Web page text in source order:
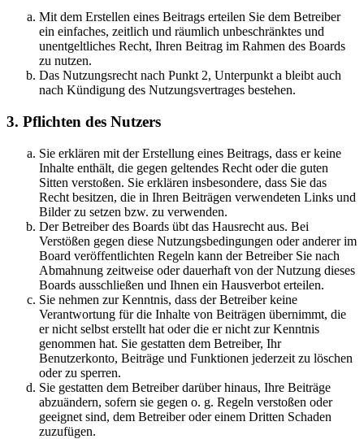
Mit dem Erstellen eines Beitrags erteilen Sie dem Betreiber
ein einfaches, zeitlich und räumlich unbeschränktes und
unentgeltliches Recht, Ihren Beitrag im Rahmen des Boards
zu nutzen.
Das Nutzungsrecht nach Punkt 2, Unterpunkt a bleibt auch
nach Kündigung des Nutzungsvertrages bestehen.
3. Pflichten des Nutzers
Sie erklären mit der Erstellung eines Beitrags, dass er keine
Inhalte enthält, die gegen geltendes Recht oder die guten
Sitten verstoßen. Sie erklären insbesondere, dass Sie das
Recht besitzen, die in Ihren Beiträgen verwendeten Links und
Bilder zu setzen bzw. zu verwenden.
Der Betreiber des Boards übt das Hausrecht aus. Bei
Verstößen gegen diese Nutzungsbedingungen oder anderer im
Board veröffentlichten Regeln kann der Betreiber Sie nach
Abmahnung zeitweise oder dauerhaft von der Nutzung dieses
Boards ausschließen und Ihnen ein Hausverbot erteilen.
Sie nehmen zur Kenntnis, dass der Betreiber keine
Verantwortung für die Inhalte von Beiträgen übernimmt, die
er nicht selbst erstellt hat oder die er nicht zur Kenntnis
genommen hat. Sie gestatten dem Betreiber, Ihr
Benutzerkonto, Beiträge und Funktionen jederzeit zu löschen
oder zu sperren.
Sie gestatten dem Betreiber darüber hinaus, Ihre Beiträge
abzuändern, sofern sie gegen o. g. Regeln verstoßen oder
geeignet sind, dem Betreiber oder einem Dritten Schaden
zuzufügen.